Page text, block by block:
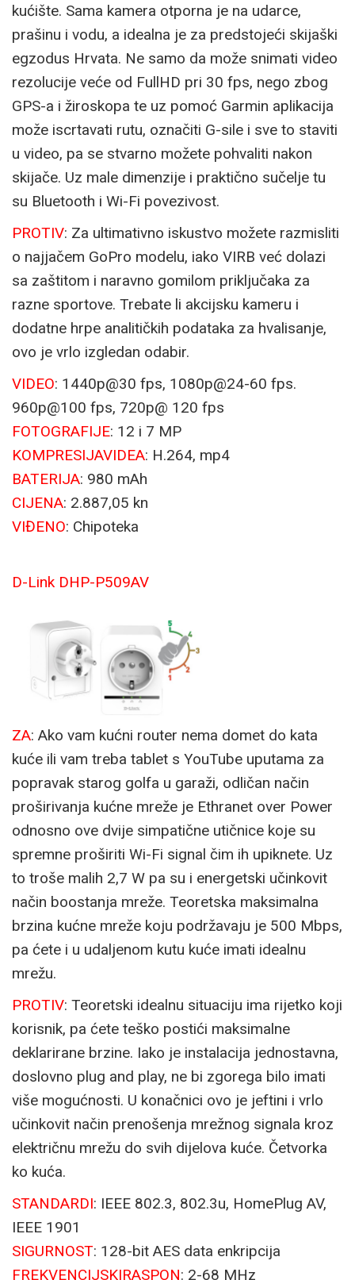
kućište. Sama kamera otporna je na udarce,
prašinu i vodu, a idealna je za predstojeći skijaški
egzodus Hrvata. Ne samo da može snimati video
rezolucije veće od FullHD pri 30 fps, nego zbog
GPS-a i žiroskopa te uz pomoć Garmin aplikacija
može iscrtavati rutu, označiti G-sile i sve to staviti
u video, pa se stvarno možete pohvaliti nakon
skijače. Uz male dimenzije i praktično sučelje tu
su Bluetooth i Wi-Fi povezivost.
PROTIV: Za ultimativno iskustvo možete razmisliti
o najjačem GoPro modelu, iako VIRB već dolazi
sa zaštitom i naravno gomilom priključaka za
razne sportove. Trebate li akcijsku kameru i
dodatne hrpe analitičkih podataka za hvalisanje,
ovo je vrlo izgledan odabir.
VIDEO: 1440p@30 fps, 1080p@24-60 fps.
960p@100 fps, 720p@ 120 fps
FOTOGRAFIJE: 12 i 7 MP
KOMPRESIJAVIDEA: H.264, mp4
BATERIJA: 980 mAh
CIJENA: 2.887,05 kn
VIĐENO: Chipoteka
D-Link DHP-P509AV
ZA: Ako vam kućni router nema domet do kata
kuće ili vam treba tablet s YouTube uputama za
popravak starog golfa u garaži, odličan način
proširivanja kućne mreže je Ethranet over Power
odnosno ove dvije simpatične utičnice koje su
spremne proširiti Wi-Fi signal čim ih upiknete. Uz
to troše malih 2,7 W pa su i energetski učinkovit
način boostanja mreže. Teoretska maksimalna
brzina kućne mreže koju podržavaju je 500 Mbps,
pa ćete i u udaljenom kutu kuće imati idealnu
mrežu.
PROTIV: Teoretski idealnu situaciju ima rijetko koji
korisnik, pa ćete teško postići maksimalne
deklarirane brzine. Iako je instalacija jednostavna,
doslovno plug and play, ne bi zgorega bilo imati
više mogućnosti. U konačnici ovo je jeftini i vrlo
učinkovit način prenošenja mrežnog signala kroz
električnu mrežu do svih dijelova kuće. Četvorka
ko kuća.
STANDARDI: IEEE 802.3, 802.3u, HomePlug AV,
IEEE 1901
SIGURNOST: 128-bit AES data enkripcija
FREKVENCIJSKIRASPON: 2-68 MHz